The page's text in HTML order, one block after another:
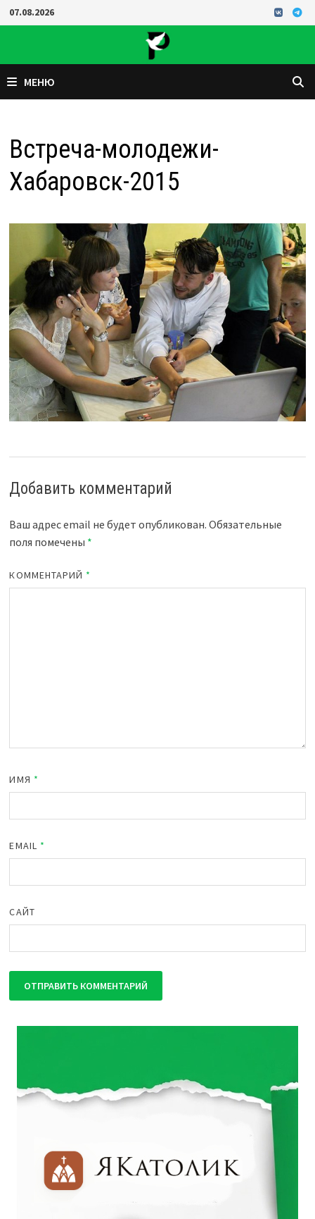
Перейти
к
07.08.2026
МЕНЮ
Встреча-молодежи-
Хабаровск-2015
Добавить комментарий
Ваш адрес email не будет опубликован. Обязательные
поля помечены *
КОММЕНТАРИЙ *
ИМЯ *
EMAIL *
САЙТ